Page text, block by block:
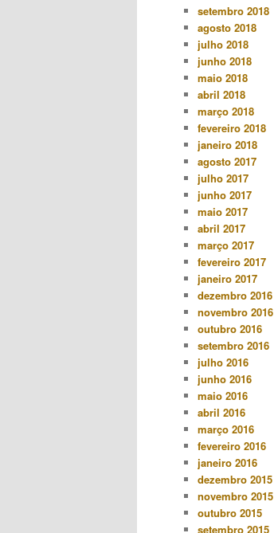
setembro 2018
agosto 2018
julho 2018
junho 2018
maio 2018
abril 2018
março 2018
fevereiro 2018
janeiro 2018
agosto 2017
julho 2017
junho 2017
maio 2017
abril 2017
março 2017
fevereiro 2017
janeiro 2017
dezembro 2016
novembro 2016
outubro 2016
setembro 2016
julho 2016
junho 2016
maio 2016
abril 2016
março 2016
fevereiro 2016
janeiro 2016
dezembro 2015
novembro 2015
outubro 2015
setembro 2015